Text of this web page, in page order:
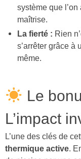
système que
maîtrise.
La fierté : Rien
s’arrêter grâce à
même.
Le
L’impact
L’une des clés de
thermique active.